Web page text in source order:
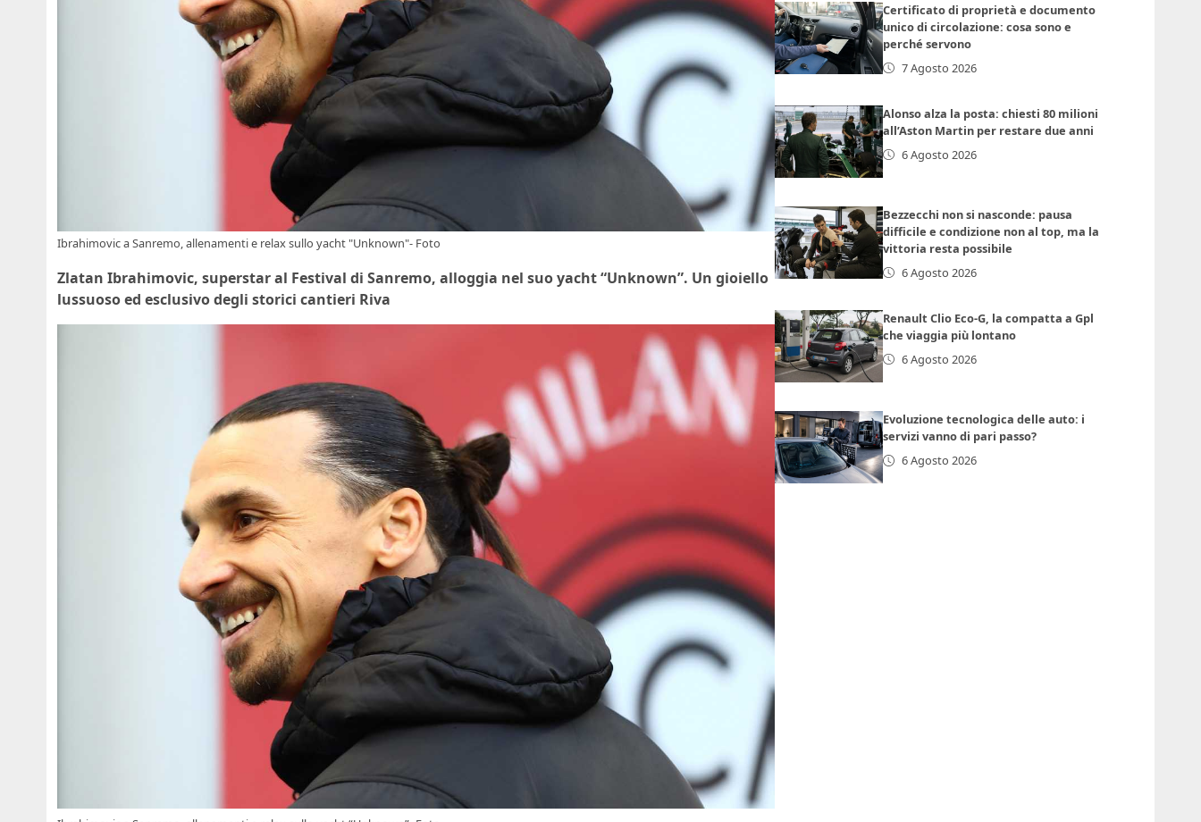
Ibrahimovic a Sanremo, allenamenti e relax sullo yacht "Unknown"- Foto
Zlatan Ibrahimovic, superstar al Festival di Sanremo, alloggia nel suo yacht “Unknown”. Un gioiello
lussuoso ed esclusivo degli storici cantieri Riva
Certificato di proprietà e documento
unico di circolazione: cosa sono e
perché servono
7 Agosto 2026
Alonso alza la posta: chiesti 80 milioni
all’Aston Martin per restare due anni
6 Agosto 2026
Bezzecchi non si nasconde: pausa
difficile e condizione non al top, ma la
vittoria resta possibile
6 Agosto 2026
Renault Clio Eco-G, la compatta a Gpl
che viaggia più lontano
6 Agosto 2026
Evoluzione tecnologica delle auto: i
servizi vanno di pari passo?
6 Agosto 2026